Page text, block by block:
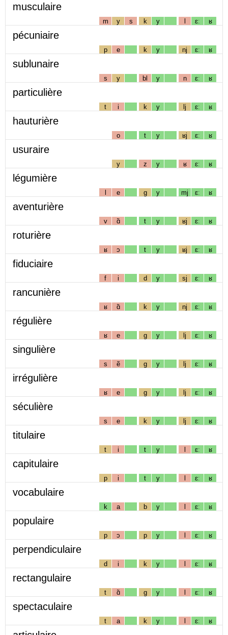
musculaire
m y s k y l ɛː ʁ
pécuniaire
p e k y nj ɛː ʁ
sublunaire
s y bl y n ɛː ʁ
particulière
t i k y lj ɛː ʁ
hauturière
o t y ʁj ɛː ʁ
usuraire
y z y ʁ ɛː ʁ
légumière
l e g y mj ɛː ʁ
aventurière
v ɑ̃ t y ʁj ɛː ʁ
roturière
ʁ ɔ t y ʁj ɛː ʁ
fiduciaire
f i d y sj ɛː ʁ
rancunière
ʁ ɑ̃ k y nj ɛː ʁ
régulière
ʁ e g y lj ɛː ʁ
singulière
s ẽ g y lj ɛː ʁ
irrégulière
ʁ e g y lj ɛː ʁ
séculière
s e k y lj ɛː ʁ
titulaire
t i t y l ɛː ʁ
capitulaire
p i t y l ɛː ʁ
vocabulaire
k a b y l ɛː ʁ
populaire
p ɔ p y l ɛː ʁ
perpendiculaire
d i k y l ɛː ʁ
rectangulaire
t ɑ̃ g y l ɛː ʁ
spectaculaire
t a k y l ɛː ʁ